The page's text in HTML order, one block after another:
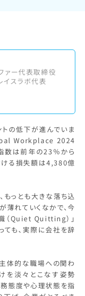
ァー代表取締役
イスラボ代表
の低下が進んでいま
Workplace 2024
数は前年の23％から
る損失額は4,380億
っとも大きな落ち込
薄れていくなかで、今
（Quiet Quitting）」
ても、実際に会社を辞
体的な職場への関わ
を淡々とこなす姿勢
態度や心理状態を指